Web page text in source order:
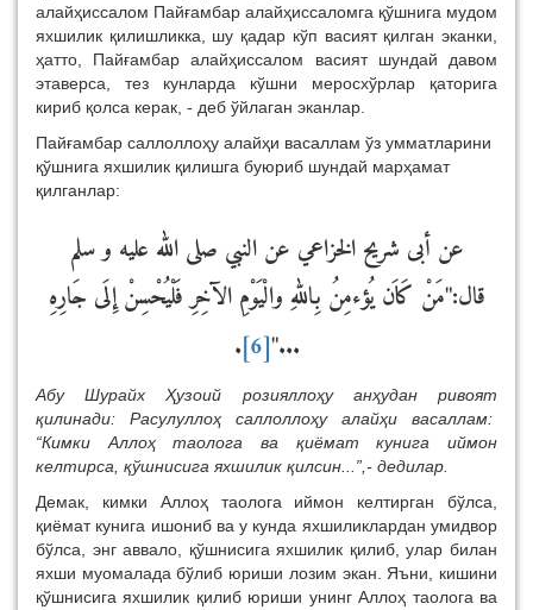
алайҳиссалом Пайғамбар алайҳиссаломга қўшнига мудом
яхшилик қилишликка, шу қадар кўп васият қилган эканки,
ҳатто, Пайғамбар алайҳиссалом васият шундай давом
этаверса, тез кунларда кўшни меросхўрлар қаторига
кириб қолса керак, - деб ўйлаган эканлар.
Пайғамбар саллоллоҳу алайҳи васаллам ўз умматларини
қўшнига яхшилик қилишга буюриб шундай марҳамат
қилганлар:
عن أبى شريح الخزاعي عن النبي صلى الله عليه و سلم
قال:"مَنْ كَاَن يُؤءمِنُ بِاللهِ والْيَوْمِ الآخِرِ فَلْيُحْسِنْ إِلَى جَارِهِ
..."
[6]
.
Абу Шурайх Ҳузоий розияллоҳу анҳудан ривоят
қилинади: Расулуллоҳ саллоллоҳу алайҳи васаллам:
“Кимки Аллоҳ таолога ва қиёмат кунига иймон
келтирса, қўшнисига яхшилик қилсин...”,- дедилар.
Демак, кимки Аллоҳ таолога иймон келтирган бўлса,
қиёмат кунига ишониб ва у кунда яхшиликлардан умидвор
бўлса, энг аввало, қўшнисига яхшилик қилиб, улар билан
яхши муомалада бўлиб юриши лозим экан. Яъни, кишини
қўшнисига яхшилик қилиб юриши унинг Аллоҳ таолога ва